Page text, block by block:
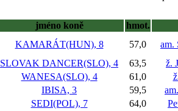
jméno koně
hmot.
KAMARÁT(HUN), 8 57,0
am.
SLOVAK DANCER(SLO), 4 63,5
ž.
WANESA(SLO), 4 61,0
IBISA, 3 59,5
SEDI(POL), 7 64,0